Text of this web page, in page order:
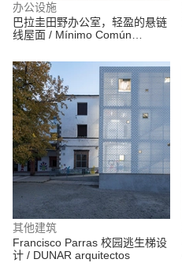
办公设施
巴拉圭田野办公室，轻盈的悬链
线屋面 / Mínimo Común
其他建筑
Francisco Parras 校园逃生梯设
计 / DUNAR arquitectos